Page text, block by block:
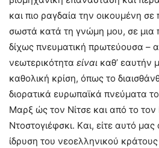
και πιο ραγδαία την οικουμένη σε
σωστά κατά τη γνώμη μου, σε μια
δίχως πνευματική πρωτεύουσα –
νεωτερικότητα είναι καθ’ εαυτήν
καθολική κρίση, όπως το
διορατικά ευρωπαϊκά πνεύματα
Mαρξ ώς τον Nίτσε και από το
Nτοστογιέφσκι. Kαι, είτε αυτό μας
ίδρυση του νεοελληνικού